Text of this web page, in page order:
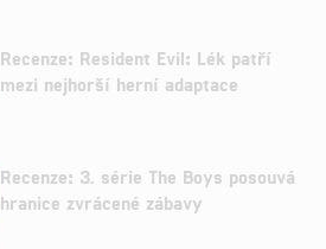
Recenze: Resident Evil: Lék patří
mezi nejhorší herní adaptace
Recenze: 3. série The Boys posouvá
hranice zvrácené zábavy